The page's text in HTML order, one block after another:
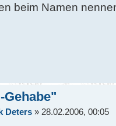
beim Namen
Deters » 28.02.2006, 00:05